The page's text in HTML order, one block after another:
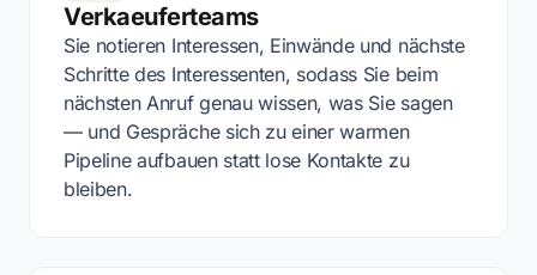
Verkaeuferteams
Sie notieren Interessen, Einwände und nächste
Schritte des Interessenten, sodass Sie beim
nächsten Anruf genau wissen, was Sie sagen
— und Gespräche sich zu einer warmen
Pipeline aufbauen statt lose Kontakte zu
bleiben.